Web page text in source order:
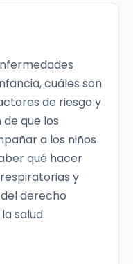
cuáles son
de riesgo y
que los
a los niños
qué hacer
y
derecho
salud.